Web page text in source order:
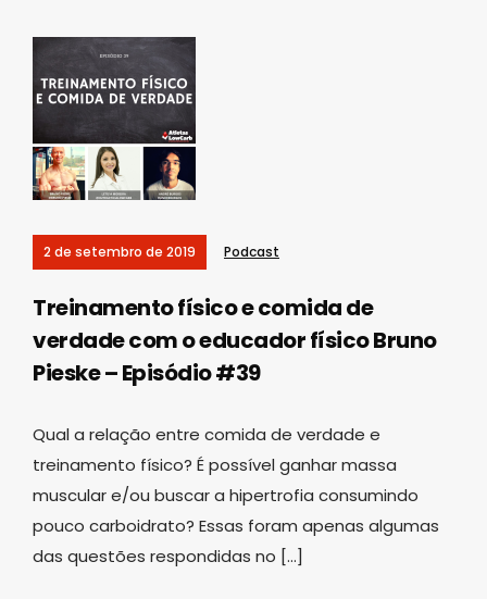
2 de setembro de 2019 Podcast
Treinamento físico e comida de
verdade com o educador físico Bruno
Pieske – Episódio #39
Qual a relação entre comida de verdade e
treinamento físico? É possível ganhar massa
muscular e/ou buscar a hipertrofia consumindo
pouco carboidrato? Essas foram apenas algumas
das questões respondidas no […]